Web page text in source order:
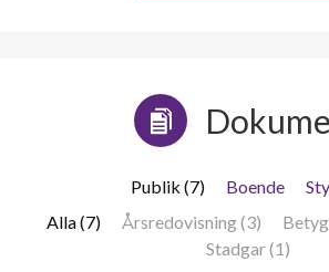
Publik (7) Boende
Alla (7)
Årsredovisning (3)
Stadgar (1)